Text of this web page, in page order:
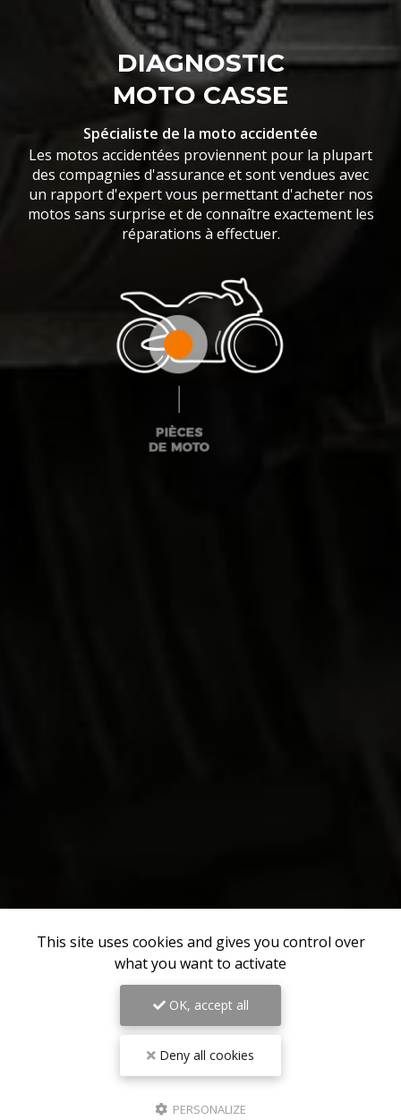
DIAGNOSTIC
MOTO CASSE
Spécialiste de la moto accidentée
Les motos accidentées proviennent pour la plupart
des compagnies d'assurance et sont vendues avec
un rapport d'expert vous permettant d'acheter nos
motos sans surprise et de connaître exactement les
réparations à effectuer.
This site uses cookies and gives you control over
what you want to activate
OK, accept all
Deny all cookies
PERSONALIZE